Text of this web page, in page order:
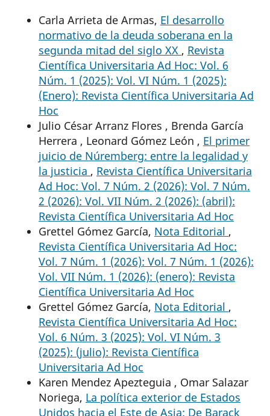
Carla Arrieta de Armas, El desarrollo
normativo de la deuda soberana en la
segunda mitad del siglo XX , Revista
Científica Universitaria Ad Hoc: Vol. 6
Núm. 1 (2025): Vol. VI Núm. 1 (2025):
(Enero): Revista Científica Universitaria Ad
Hoc
Julio César Arranz Flores , Brenda García
Herrera , Leonard Gómez León , El primer
juicio de Núremberg: entre la legalidad y
la justicia , Revista Científica Universitaria
Ad Hoc: Vol. 7 Núm. 2 (2026): Vol. 7 Núm.
2 (2026): Vol. VII Núm. 2 (2026): (abril):
Revista Científica Universitaria Ad Hoc
Grettel Gómez García, Nota Editorial ,
Revista Científica Universitaria Ad Hoc:
Vol. 7 Núm. 1 (2026): Vol. 7 Núm. 1 (2026):
Vol. VII Núm. 1 (2026): (enero): Revista
Científica Universitaria Ad Hoc
Grettel Gómez García, Nota Editorial ,
Revista Científica Universitaria Ad Hoc:
Vol. 6 Núm. 3 (2025): Vol. VI Núm. 3
(2025): (julio): Revista Científica
Universitaria Ad Hoc
Karen Mendez Apezteguia , Omar Salazar
Noriega, La política exterior de Estados
Unidos hacia el Este de Asia: De Barack